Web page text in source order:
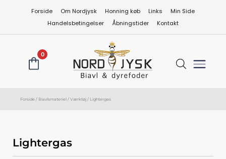
Forside Om Nordjysk Honning køb Links
Min Side
Handelsbetingelser
Åbningstider Kontakt
0
Forside / Biavlsmateriel / Værktøj / Lightergas
Lightergas